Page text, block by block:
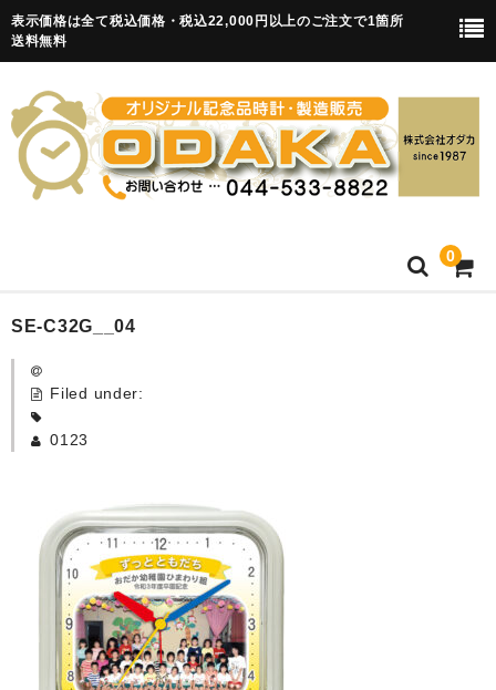
表示価格は全て税込価格・税込22,000円以上のご注文で1箇所
送料無料
0
HOME
卒園記念品
カード付フォトフレームクロック(集合)
目覚まし時計(集合＋個別)
メロディ時計(集合)
音声時計(集合)
SE-C32G__04
Filed under:
0123